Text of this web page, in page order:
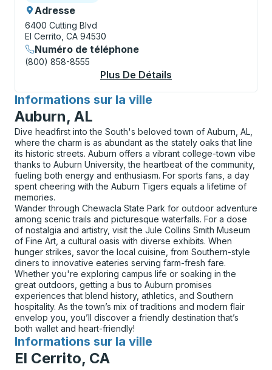
Adresse
6400 Cutting Blvd
El Cerrito, CA 94530
Numéro de téléphone
(800) 858-8555
Plus De Détails
Informations sur la ville
pour
Auburn, AL
Dive headfirst into the South's beloved town of Auburn, AL,
where the charm is as abundant as the stately oaks that line
its historic streets. Auburn offers a vibrant college-town vibe
thanks to Auburn University, the heartbeat of the community,
fueling both energy and enthusiasm. For sports fans, a day
spent cheering with the Auburn Tigers equals a lifetime of
memories.
Wander through Chewacla State Park for outdoor adventure
among scenic trails and picturesque waterfalls. For a dose
of nostalgia and artistry, visit the Jule Collins Smith Museum
of Fine Art, a cultural oasis with diverse exhibits. When
hunger strikes, savor the local cuisine, from Southern-style
diners to innovative eateries serving farm-fresh fare.
Whether you're exploring campus life or soaking in the
great outdoors, getting a bus to Auburn promises
experiences that blend history, athletics, and Southern
hospitality. As the town’s mix of traditions and modern flair
envelop you, you’ll discover a friendly destination that’s
both wallet and heart-friendly!
Informations sur la ville
pour
El Cerrito, CA